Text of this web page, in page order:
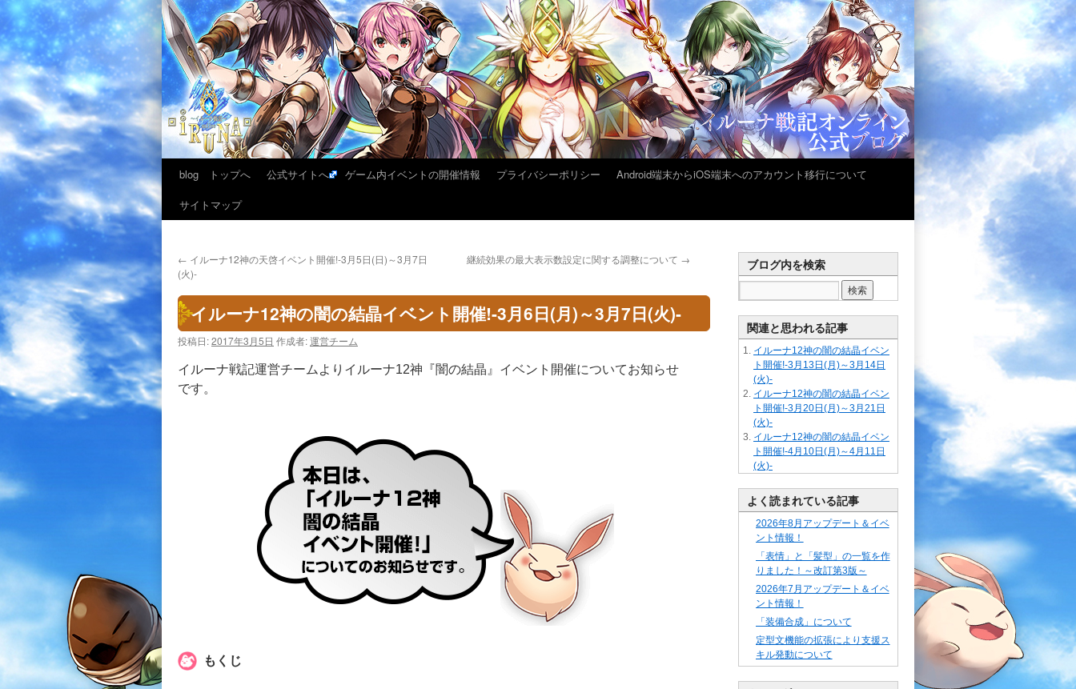
blog トップへ 公式サイトへ ゲーム内イベントの開催情報 プライバシーポリシー
Android端末からiOS端末へのアカウント移行について
サイトマップ
← イルーナ12神の天啓イベント開催!-3月5日(日)～3月7日
(火)-
継続効果の最大表示数設定に関する調整について →
イルーナ12神の闇の結晶イベント開催!-3月6日(月)～3月7日(火)-
投稿日:2017年3月5日 作成者:運営チーム
イルーナ戦記運営チームよりイルーナ12神『闇の結晶』イベント開催についてお知らせ
です。
もくじ
ブログ内を検索
関連と思われる記事
イルーナ12神の闇の結晶イベン
ト開催!-3月13日(月)～3月14日
(火)-
イルーナ12神の闇の結晶イベン
ト開催!-3月20日(月)～3月21日
(火)-
イルーナ12神の闇の結晶イベン
ト開催!-4月10日(月)～4月11日
(火)-
よく読まれている記事
2026年8月アップデート＆イベ
ント情報！
「表情」と「髪型」の一覧を作
りました！～改訂第3版～
2026年7月アップデート＆イベ
ント情報！
「装備合成」について
定型文機能の拡張により支援ス
キル発動について